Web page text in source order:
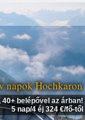
napok Hochkaron
belépővel az árban!
5 nap/4 éj 324 €/fő-től